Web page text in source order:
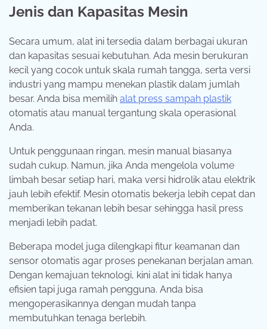
Jenis dan Kapasitas Mesin
Secara umum, alat ini tersedia dalam berbagai ukuran
dan kapasitas sesuai kebutuhan. Ada mesin berukuran
kecil yang cocok untuk skala rumah tangga, serta versi
industri yang mampu menekan plastik dalam jumlah
besar. Anda bisa memilih alat press sampah plastik
otomatis atau manual tergantung skala operasional
Anda.
Untuk penggunaan ringan, mesin manual biasanya
sudah cukup. Namun, jika Anda mengelola volume
limbah besar setiap hari, maka versi hidrolik atau elektrik
jauh lebih efektif. Mesin otomatis bekerja lebih cepat dan
memberikan tekanan lebih besar sehingga hasil press
menjadi lebih padat.
Beberapa model juga dilengkapi fitur keamanan dan
sensor otomatis agar proses penekanan berjalan aman.
Dengan kemajuan teknologi, kini alat ini tidak hanya
efisien tapi juga ramah pengguna. Anda bisa
mengoperasikannya dengan mudah tanpa
membutuhkan tenaga berlebih.